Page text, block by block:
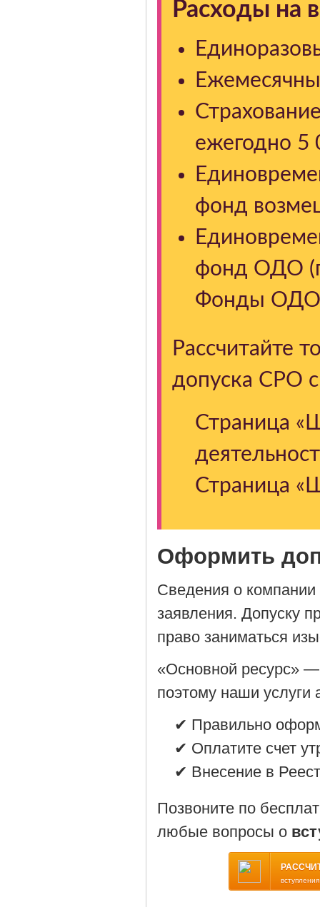
Расходы на
ежегодно 5
фонд
фонд ОДО
Фонды ОДО
Рассчитайте
допуска СРО
Страница
Страница
Оформить
Сведения о
заявления. Допуску
право заниматься
«Основной ресурс»
поэтому наши
✔ Правильно
✔ Оплатите счет
✔ Внесение в
Позвоните по
любые вопросы о